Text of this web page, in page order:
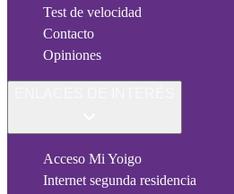
Test de velocidad
Contacto
Opiniones
Acceso Mi Yoigo
Internet segunda residencia